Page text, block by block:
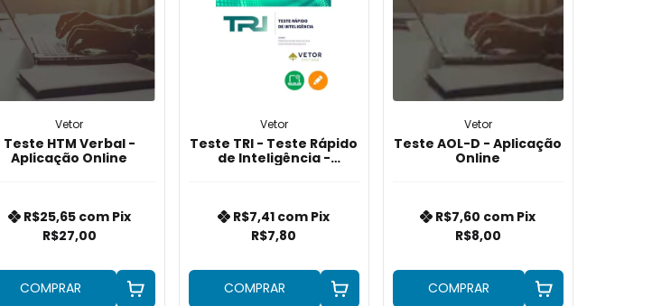
Vetor
Teste HTM Verbal -
Aplicação Online
R$27,00
R$25,65 com Pix
COMPRAR
Vetor
Teste TRI - Teste Rápido
de Inteligência -
R$7,80
R$7,41 com Pix
COMPRAR
Vetor
Teste AOL-D - Aplicação
Online
R$8,00
R$7,60 com Pix
COMPRAR